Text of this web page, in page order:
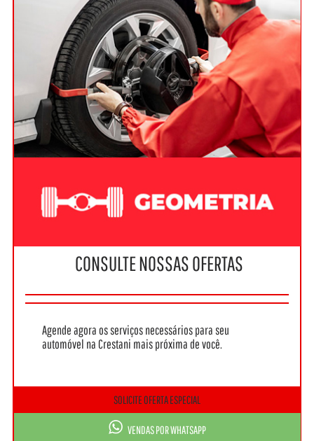
CONSULTE NOSSAS OFERTAS
Agende agora os serviços necessários para seu
automóvel na Crestani mais próxima de você.
SOLICITE OFERTA ESPECIAL
VENDAS POR WHATSAPP